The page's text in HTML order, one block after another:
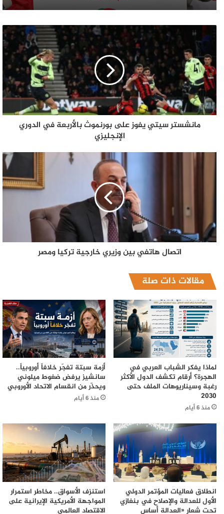
مانشستر سيتي يفوز على بورنموث بالأربعة في الدوري
الإنجليزي
اتصال هاتفي بين وزيري خارجية تركيا ومصر
مقالات ذات صلة
لماذا يفكر الشباب العربي في
الهجرة؟ أرقام تكشف الدول الأكثر
رغبة وسيناريوهات الملف حتى
2030
منذ 6 أيام
أزمة سبتة تفجّر خلافاً أوروبياً..
سانشيز يرفض ضغوط ميلوني
ويحذّر من انقسام الاتحاد الأوروبي
منذ 6 أيام
انطلاق فعاليات المؤتمر الدولي
الأول للعدالة والإصلاح في بنغازي
تحت شعار «العدالة أساس
استنزف الأسواق.. مخاطر استمرار
المواجهة الأمريكية الإيرانية على
الاقتصاد العالمي